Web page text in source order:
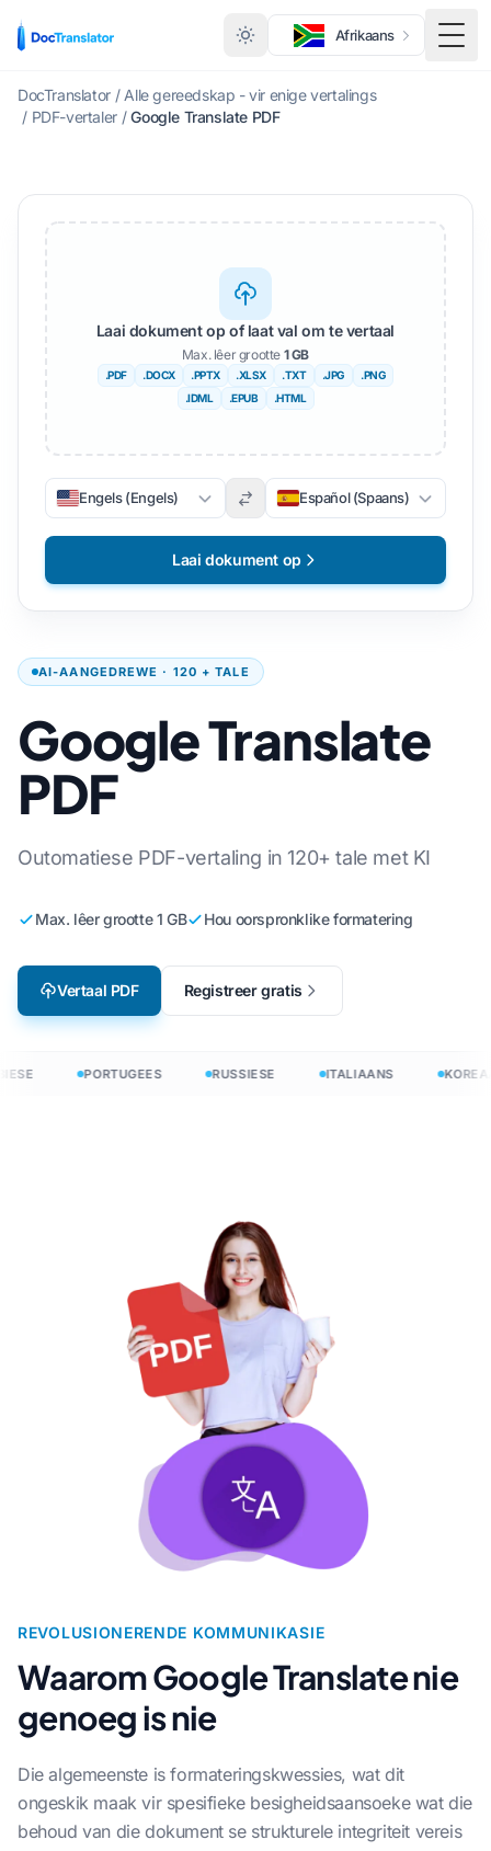
Afrikaans
DocTranslator / Alle gereedskap - vir enige vertalings
/ PDF-vertaler / Google Translate PDF
AI-AANGEDREWE · 120 + TALE
Google Translate
PDF
Outomatiese PDF-vertaling in 120+ tale met KI
Max. lêer grootte 1 GB Hou oorspronklike formatering
Vertaal PDF Registreer gratis
Laai dokument op of laat val om te vertaal
Max. lêer grootte 1 GB
.PDF .DOCX .PPTX .XLSX .TXT .JPG
.PNG
.IDML
.EPUB .HTML
Engels (Engels) Español (Spaans)
Laai dokument op
PORTUGEES RUSSIESE ITALIAANS
REVOLUSIONERENDE KOMMUNIKASIE
Waarom Google Translate nie
genoeg is nie
Die algemeenste is formateringskwessies, wat dit
ongeskik maak vir spesifieke besigheidsaansoeke wat die
behoud van die dokument se strukturele integriteit vereis